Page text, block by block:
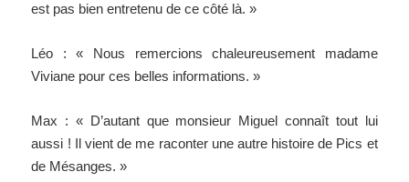
est pas bien entretenu de ce côté là. »
Léo : « Nous remercions chaleureusement madame
Viviane pour ces belles informations. »
Max : « D’autant que monsieur Miguel connaît tout lui
aussi ! Il vient de me raconter une autre histoire de Pics et
de Mésanges. »